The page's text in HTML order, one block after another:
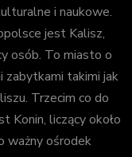
i naukowe.
jest Kalisz,
osób. To miasto o
zabytkami takimi jak
Trzecim co do
liczący około
ważny ośrodek